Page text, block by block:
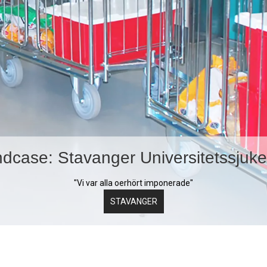
Stavanger
"Vi var alla oerhört imponerade"
STAVANGER